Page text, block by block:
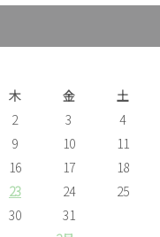
木 金 土
2 3
4
9 10
11
16 17
18
23 24
25
30 31